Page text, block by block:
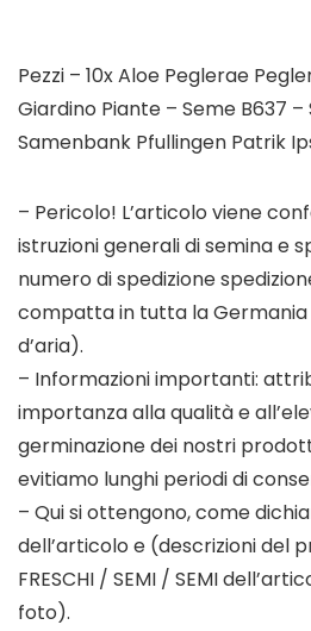
Pezzi – 10x Aloe Peglerae
Giardino Piante – Seme B637 –
Samenbank Pfullingen Patrik
– Pericolo! L’articolo viene
istruzioni generali di semina e
numero di spedizione
compatta in tutta la
d’aria).
– Informazioni importanti:
importanza alla qualità e
germinazione dei nostri
evitiamo lunghi periodi di
– Qui si ottengono, come
dell’articolo e (descrizioni del
FRESCHI / SEMI / SEMI
foto).